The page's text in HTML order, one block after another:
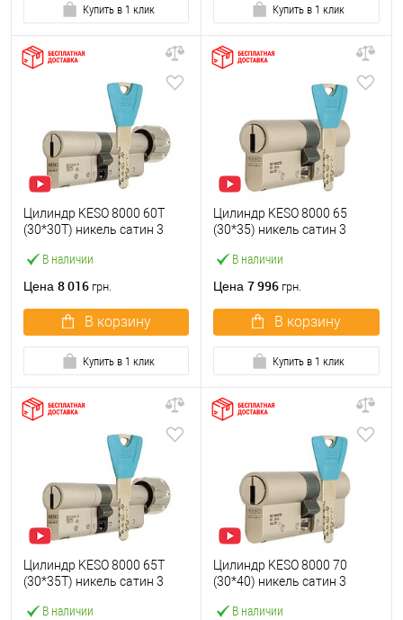
Купить в 1 клик Купить в 1 клик
В наличии
Цилиндр KESO 8000 60T
(30*30T) никель сатин 3
Цена 8 016 грн.
В корзину
Купить в 1 клик
В наличии
Цилиндр KESO 8000 65
(30*35) никель сатин 3
Цена 7 996 грн.
В корзину
Купить в 1 клик
В наличии
Цилиндр KESO 8000 65T
(30*35T) никель сатин 3
В наличии
Цилиндр KESO 8000 70
(30*40) никель сатин 3